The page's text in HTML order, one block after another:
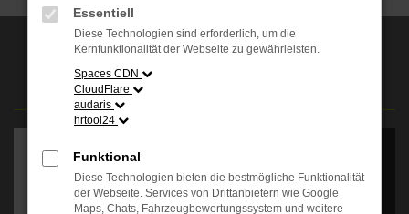
AUSZEICHNUNGEN
Daten an Dritte
weitergegeben werden.
Wenn Sie damit
Essentiell
Diese Technologien sind erforderlich, um die
Kernfunktionalität der Webseite zu gewährleisten.
Spaces CDN
CloudFlare
audaris
hrtool24
Funktional
Diese Technologien bieten die bestmögliche Funktionalität
der Webseite. Services von Drittanbietern wie Google
Maps, Chats, Fahrzeugbewertungssystem und weitere